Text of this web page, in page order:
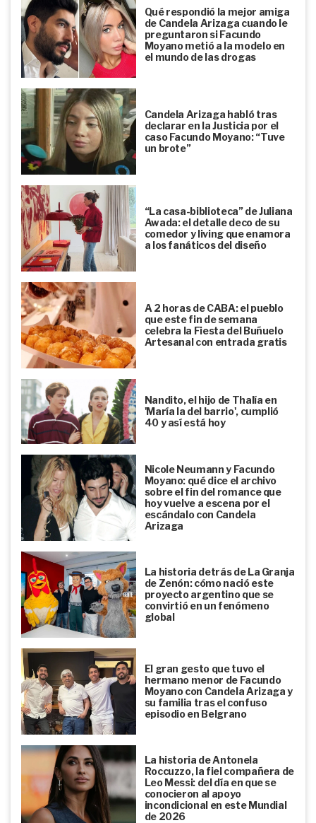
Qué respondió la mejor amiga
de Candela Arizaga cuando le
preguntaron si Facundo
Moyano metió a la modelo en
el mundo de las drogas
Candela Arizaga habló tras
declarar en la Justicia por el
caso Facundo Moyano: “Tuve
un brote”
“La casa-biblioteca” de Juliana
Awada: el detalle deco de su
comedor y living que enamora
a los fanáticos del diseño
A 2 horas de CABA: el pueblo
que este fin de semana
celebra la Fiesta del Buñuelo
Artesanal con entrada gratis
Nandito, el hijo de Thalía en
'María la del barrio', cumplió
40 y así está hoy
Nicole Neumann y Facundo
Moyano: qué dice el archivo
sobre el fin del romance que
hoy vuelve a escena por el
escándalo con Candela
Arizaga
La historia detrás de La Granja
de Zenón: cómo nació este
proyecto argentino que se
convirtió en un fenómeno
global
El gran gesto que tuvo el
hermano menor de Facundo
Moyano con Candela Arizaga y
su familia tras el confuso
episodio en Belgrano
La historia de Antonela
Roccuzzo, la fiel compañera de
Leo Messi: del día en que se
conocieron al apoyo
incondicional en este Mundial
de 2026